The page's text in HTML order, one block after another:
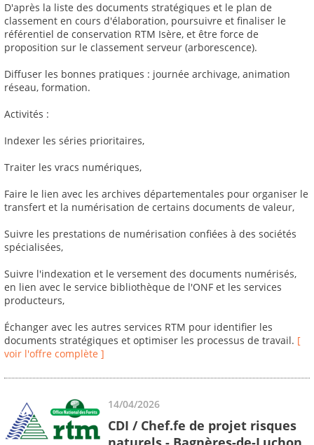
D'après la liste des documents stratégiques et le plan de
classement en cours d'élaboration, poursuivre et finaliser le
référentiel de conservation RTM Isère, et être force de
proposition sur le classement serveur (arborescence).
Diffuser les bonnes pratiques : journée archivage, animation
réseau, formation.
Activités :
Indexer les séries prioritaires,
Traiter les vracs numériques,
Faire le lien avec les archives départementales pour organiser le
transfert et la numérisation de certains documents de valeur,
Suivre les prestations de numérisation confiées à des sociétés
spécialisées,
Suivre l'indexation et le versement des documents numérisés,
en lien avec le service bibliothèque de l'ONF et les services
producteurs,
Échanger avec les autres services RTM pour identifier les
documents stratégiques et optimiser les processus de travail. [
voir l'offre complète ]
14/04/2026
CDI / Chef.fe de projet risques